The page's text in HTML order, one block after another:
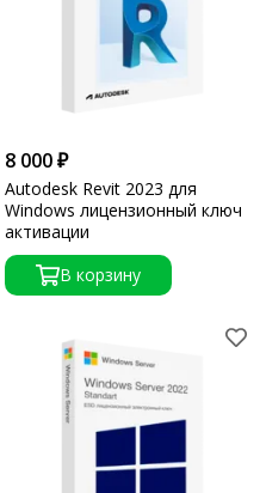
8 000 ₽
Autodesk Revit 2023 для
Windows лицензионный ключ
активации
В корзину